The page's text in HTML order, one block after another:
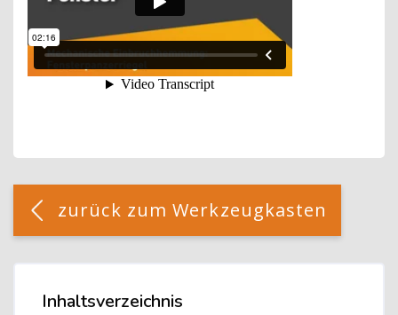
Blöcke
[Cocoon] Custom HTML überspringen
zurück zum Werkzeugkasten
Inhaltsverzeichnis überspringen
Inhaltsverzeichnis